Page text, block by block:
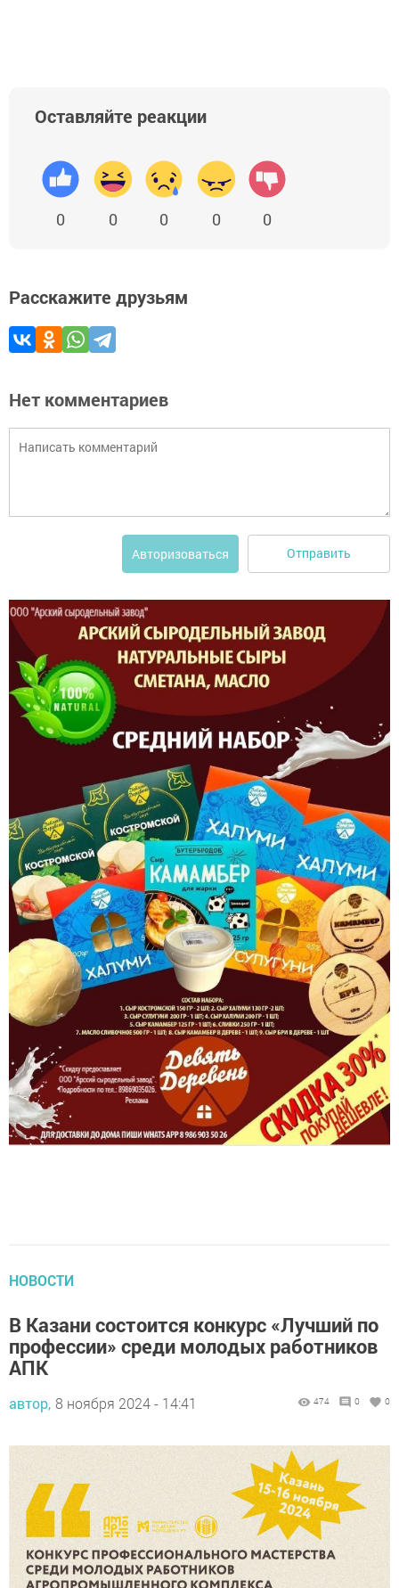
Оставляйте реакции
0 0 0 0 0
Расскажите друзьям
Нет комментариев
Авторизоваться Отправить
НОВОСТИ
В Казани состоится конкурс «Лучший по
профессии» среди молодых работников
АПК
автор, 8 ноября 2024 - 14:41